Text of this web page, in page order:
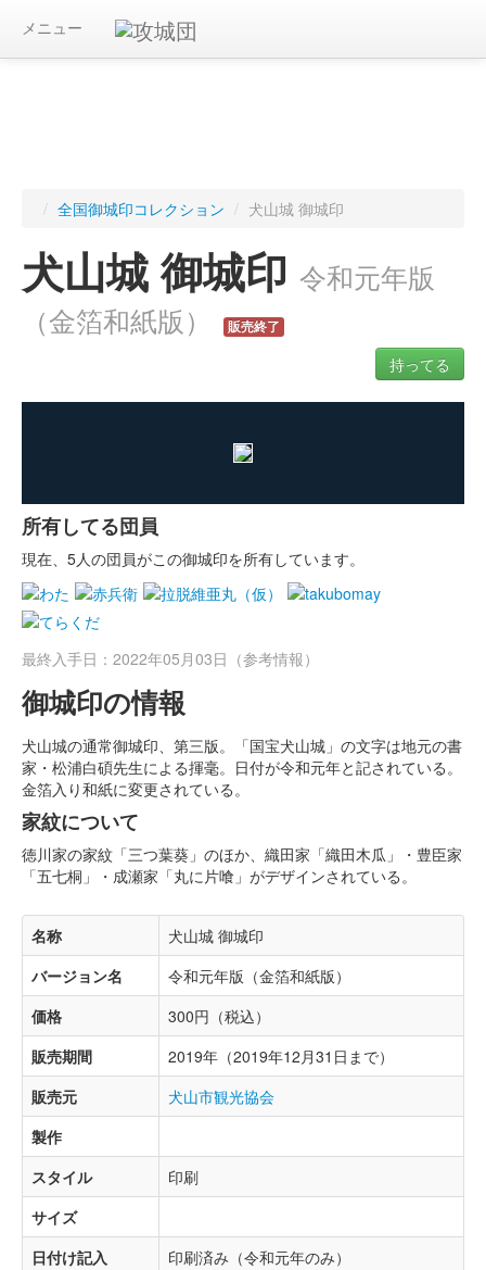
メニュー
/ 全国御城印コレクション / 犬山城 御城印
犬山城 御城印 令和元年版
（金箔和紙版）
販売終了
持ってる
所有してる団員
現在、5人の団員がこの御城印を所有しています。
最終入手日：2022年05月03日（参考情報）
御城印の情報
犬山城の通常御城印、第三版。「国宝犬山城」の文字は地元の書
家・松浦白碩先生による揮毫。日付が令和元年と記されている。
金箔入り和紙に変更されている。
家紋について
徳川家の家紋「三つ葉葵」のほか、織田家「織田木瓜」・豊臣家
「五七桐」・成瀬家「丸に片喰」がデザインされている。
名称
犬山城 御城印
バージョン名
令和元年版（金箔和紙版）
価格
300円（税込）
販売期間
2019年（2019年12月31日まで）
販売元
犬山市観光協会
製作
スタイル
印刷
サイズ
日付け記入
印刷済み（令和元年のみ）